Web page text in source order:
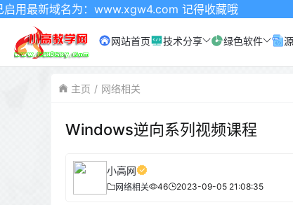
为：www.xgw4.com 记得收藏哦
网站首页 技术分享 绿色软件
主页 网络相关
Windows逆向系列视频课程
小高网
网络相关 46 2023-09-05 21:08:35